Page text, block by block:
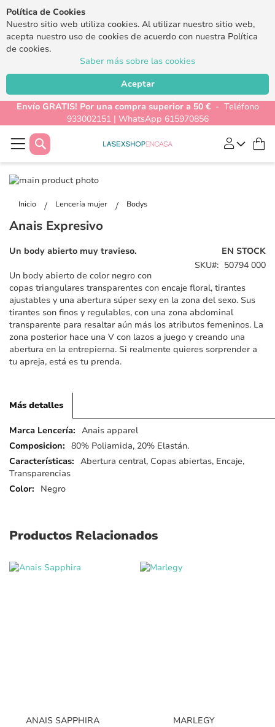
Política de Cookies
Nuestro sitio web utiliza cookies. Al utilizar nuestro sitio web,
acepta nuestro uso de cookies de acuerdo con nuestra Política
de cookies.
Saber más sobre las cookies
Aceptar
Envío GRATIS! Por una compra superior a 50 €- Teléfono
933002151 | WhatsApp 615970856
Buscar
Inicio Lencería mujer Bodys
Saltar
final
la
de
de
galería
imágenes
Anais Expresivo
EN STOCK
SKU
50794 000
Un body abierto muy travieso.
Un body abierto de color negro con
copas triangulares transparentes con encaje floral, tirantes
ajustables y una abertura súper sexy en la zona del sexo. Sus
tirantes son finos y regulables, con una zona abdominal
transparente para resaltar aún más los atributos femeninos. La
zona posterior hace una V con lazos a juego y creando una
abertura en la entrepierna. Si realmente quieres sorprender a
tu apreja, está es tu prenda.
Más detalles
Más
detalles
Anais apparel
80% Poliamida, 20% Elastán.
Abertura central, Copas abiertas, Encaje,
Transparencias
Negro
Productos Relacionados
ANAIS SAPPHIRA MARLEGY